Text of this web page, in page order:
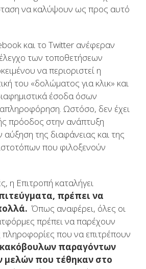
να καλύψουν ως προς αυτό
και το Twitter ανέφεραν
των τοποθετήσεων
να περιοριστεί η
του «δολώματος για κλικ» και
έσοδα όσων
Ωστόσο, δεν έχει
πρόοδος στην ανάπτυξη
αύξηση της διαφάνειας και της
που φιλοξενούν
η Επιτροπή καταλήγει
πρέπει να
Όπως αναφέρει, όλες οι
πρέπει να παρέχουν
πληροφορίες που να επιτρέπουν
παραγόντων
μελών που τέθηκαν στο